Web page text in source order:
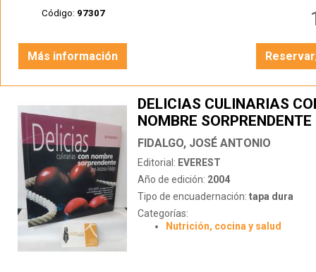
Código: 97307
Más información
DELICIAS CULINARIAS
NOMBRE SORPRENDENTE
FIDALGO, JOSÉ ANTONIO
Editorial: EVEREST
Año de edición: 2004
Tipo de encuadernación: tapa dura
Categorías:
Nutrición, cocina y salud